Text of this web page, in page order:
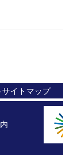
サイトマップ